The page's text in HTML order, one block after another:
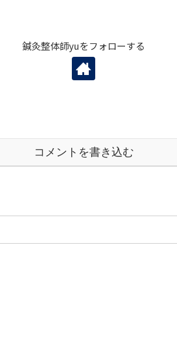
鍼灸整体師yuをフォローする
コメントを書き込む